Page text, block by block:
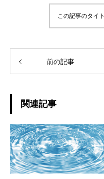
この記事のタイ
前の記事
関連記事